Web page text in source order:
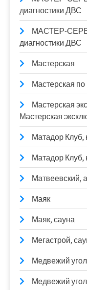
диагностики ДВС
МАСТЕР-
диагностики ДВС
Мастерская
Мастерская
Мастерская
Мастерская
Матадор Клуб,
Матадор Клуб,
Матвеевский,
Маяк
Маяк, сауна
Мегастрой,
Медвежий
Медвежий